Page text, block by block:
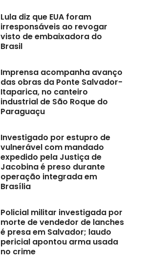
Lula diz que EUA foram
irresponsáveis ao revogar
visto de embaixadora do
Brasil
Imprensa acompanha avanço
das obras da Ponte Salvador-
Itaparica, no canteiro
industrial de São Roque do
Paraguaçu
Investigado por estupro de
vulnerável com mandado
expedido pela Justiça de
Jacobina é preso durante
operação integrada em
Brasília
Policial militar investigada por
morte de vendedor de lanches
é presa em Salvador; laudo
pericial apontou arma usada
no crime